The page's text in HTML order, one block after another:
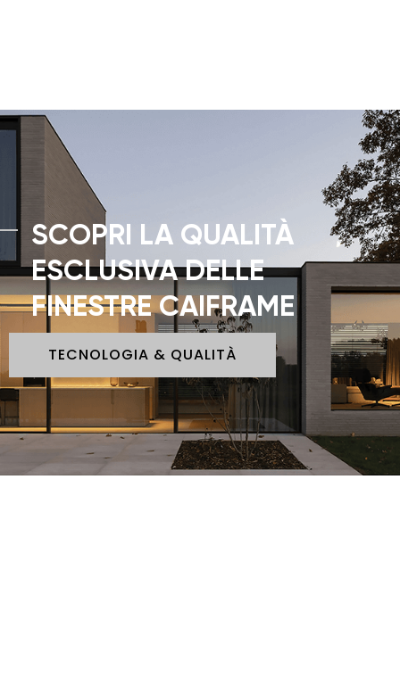
SCOPRI LA QUALITÀ
ESCLUSIVA DELLE
FINESTRE CAIFRAME
TECNOLOGIA & QUALITÀ